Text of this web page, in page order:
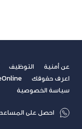
عن أمنية التوظيف
اعرف حقوقك
سياسة الخصوصية
احصل على